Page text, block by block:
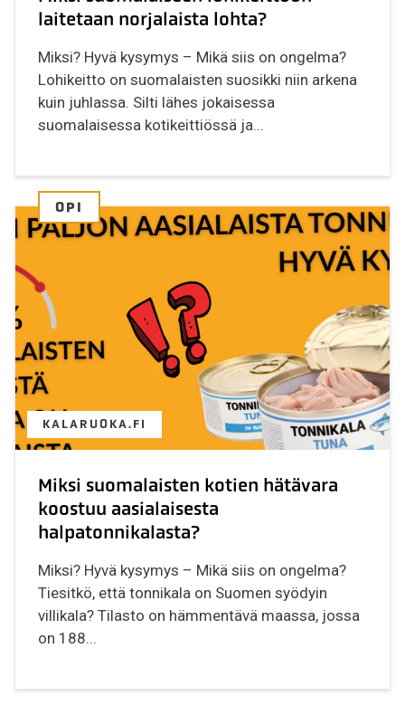
laitetaan norjalaista lohta?
Miksi? Hyvä kysymys – Mikä siis on ongelma?
Lohikeitto on suomalaisten suosikki niin arkena
kuin juhlassa. Silti lähes jokaisessa
suomalaisessa kotikeittiössä ja...
OPI
KALARUOKA.FI
Miksi suomalaisten kotien hätävara
koostuu aasialaisesta
halpatonnikalasta?
Miksi? Hyvä kysymys – Mikä siis on ongelma?
Tiesitkö, että tonnikala on Suomen syödyin
villikala? Tilasto on hämmentävä maassa, jossa
on 188...